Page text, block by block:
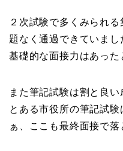
２次試験で多くみられ
題なく通過できていま
基礎的な面接力はあった
また筆記試験は割と良い
とある市役所の筆記試
ぁ、ここも最終面接で